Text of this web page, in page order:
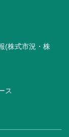
(株式市況・株
ス